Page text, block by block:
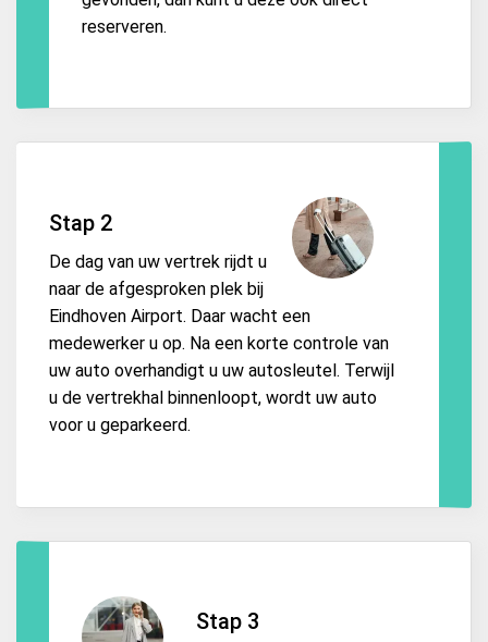
reserveren.
Stap 2
De dag van uw vertrek rijdt u
naar de afgesproken plek bij
Eindhoven Airport. Daar wacht een
medewerker u op. Na een korte controle van
uw auto overhandigt u uw autosleutel. Terwijl
u de vertrekhal binnenloopt, wordt uw auto
voor u geparkeerd.
Stap 3